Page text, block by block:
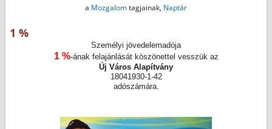
a Mozgalomtagjainak, Naptár
1 %
Személyi jövedelemadója
1 %-ának felajánlását köszönettel vesszük az
Új Város Alapítvány
18041930-1-42
adószámára.